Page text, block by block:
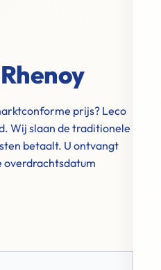
prijs? Leco
Wij slaan de traditionele
betaalt. U ontvangt
overdrachtsdatum